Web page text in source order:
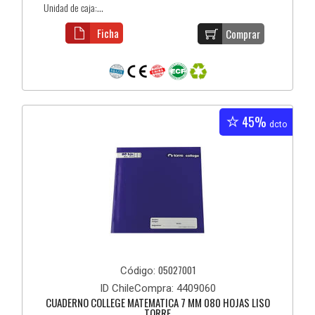
Unidad de caja:...
Comprar
Ficha
45% dcto
Código: 05027001
ID ChileCompra: 4409060
CUADERNO COLLEGE MATEMATICA 7 MM 080 HOJAS LISO